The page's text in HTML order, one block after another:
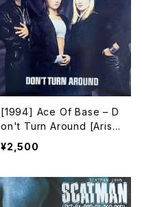
[1994] Ace Of Base – D
on't Turn Around [Arist
a]
¥2,500